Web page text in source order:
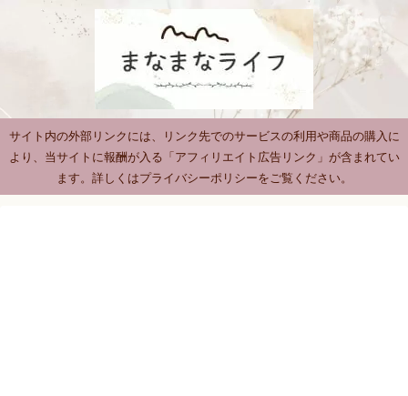
サイト内の外部リンクには、リンク先でのサービスの利用や商品の購入に
より、当サイトに報酬が入る「アフィリエイト広告リンク」が含まれてい
ます。詳しくはプライバシーポリシーをご覧ください。